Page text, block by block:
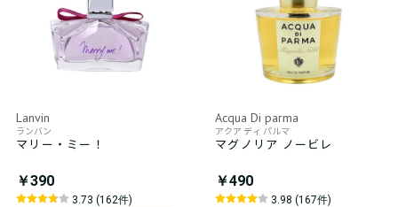
Lanvin
ランバン
マリー・ミー！
￥390
3.73 (162件)
Acqua Di parma
アクア ディ パルマ
マグノリア ノービレ
￥490
3.98 (167件)